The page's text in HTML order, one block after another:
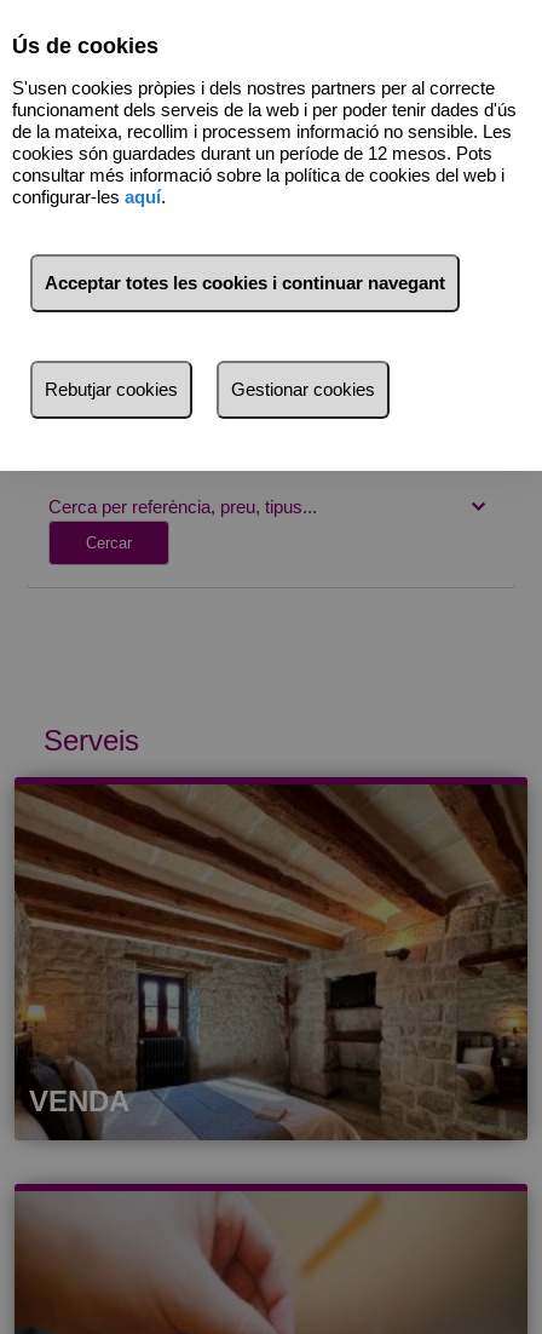
620554970
CERCADOR
Immobles a venda
On vols buscar?
Barcelona (1)
Cerca per referència, preu, tipus...
Cercar
Serveis
VENDA
Ús de cookies
S'usen cookies pròpies i dels nostres partners per al correcte
funcionament dels serveis de la web i per poder tenir dades d'ús
de la mateixa, recollim i processem informació no sensible. Les
cookies són guardades durant un període de 12 mesos. Pots
consultar més informació sobre la política de cookies del web i
configurar-les aquí.
Acceptar totes les cookies i continuar navegant
Rebutjar cookies Gestionar cookies